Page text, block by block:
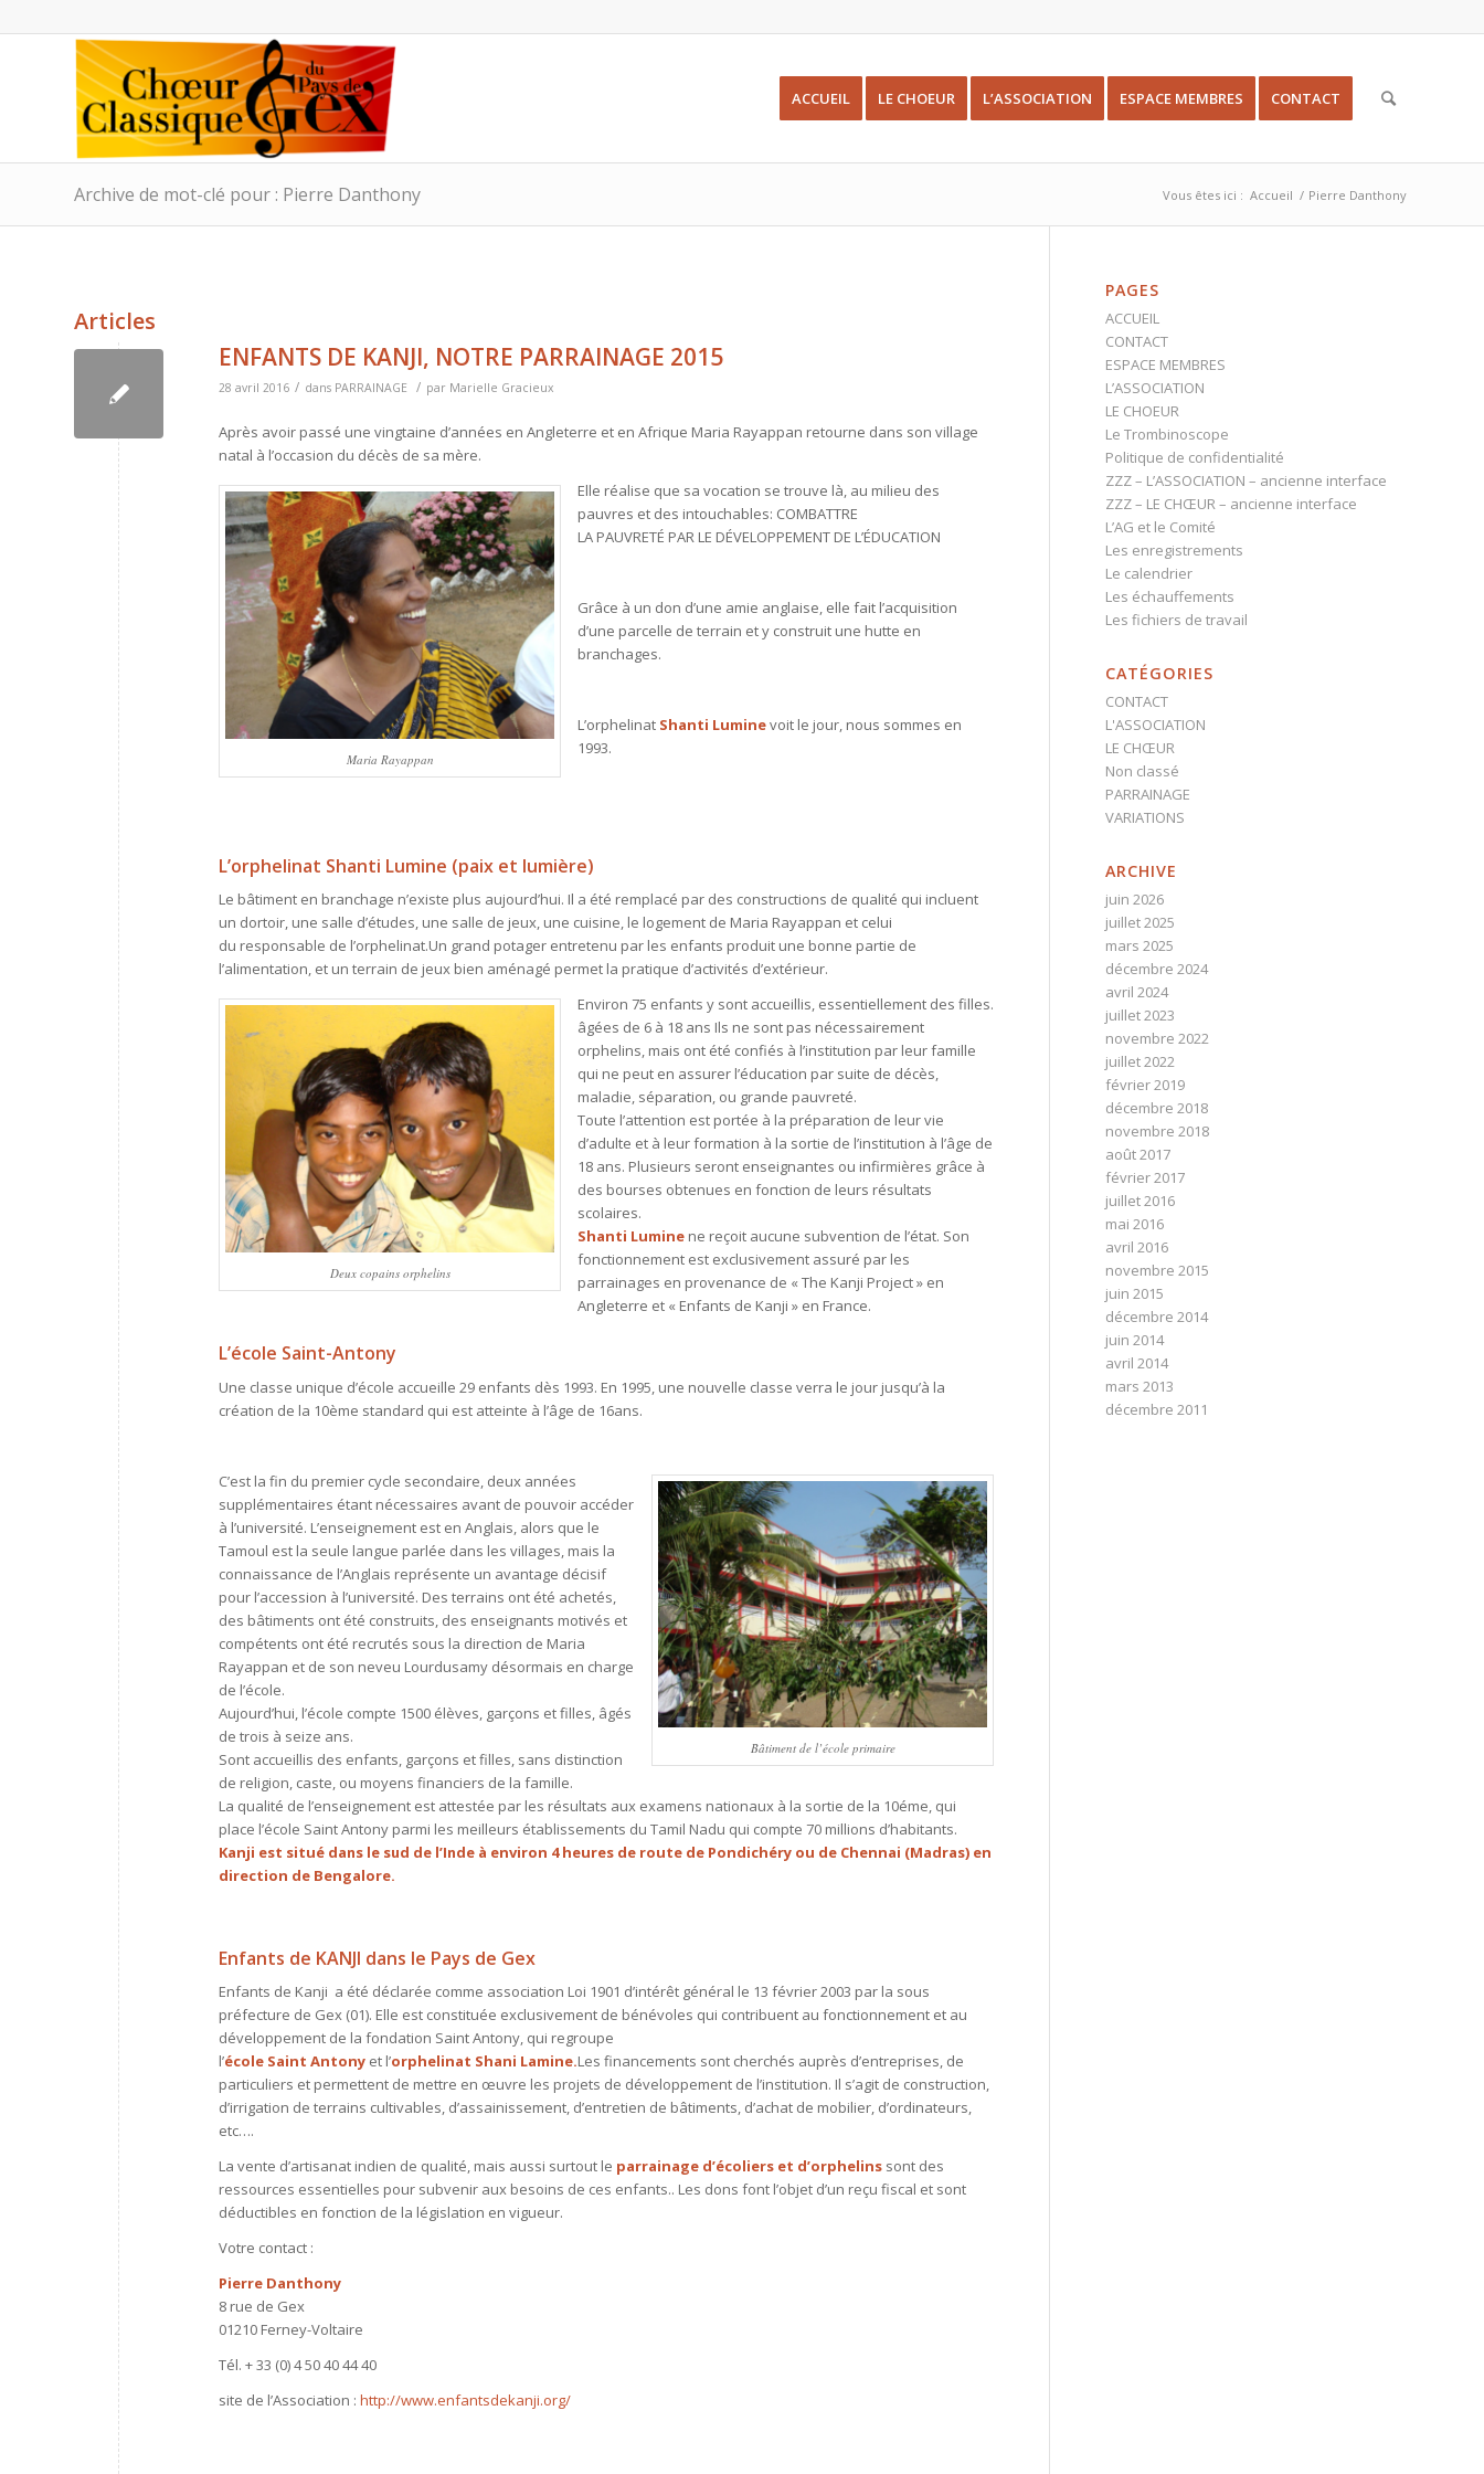
ACCUEIL LE CHOEUR L’ASSOCIATION ESPACE MEMBRES CONTACT
Archive de mot-clé pour : Pierre Danthony Vous êtes ici : Accueil / Pierre Danthony
Articles
ENFANTS DE KANJI, NOTRE PARRAINAGE 2015
28 avril 2016 / dans PARRAINAGE / par Marielle Gracieux
Après avoir passé une vingtaine d’années en Angleterre et en Afrique Maria Rayappan retourne dans son village
natal à l’occasion du décès de sa mère.
Maria Rayappan
Elle réalise que sa vocation se trouve là, au milieu des
pauvres et des intouchables: COMBATTRE
LA PAUVRETÉ PAR LE DÉVELOPPEMENT DE L’ÉDUCATION
Grâce à un don d’une amie anglaise, elle fait l’acquisition
d’une parcelle de terrain et y construit une hutte en
branchages.
L’orphelinat Shanti Luminevoit le jour, nous sommes en
1993.
L’orphelinat Shanti Lumine (paix et lumière)
Le bâtiment en branchage n’existe plus aujourd’hui. Il a été remplacé par des constructions de qualité qui incluent
un dortoir, une salle d’études, une salle de jeux, une cuisine, le logement de Maria Rayappan et celui
du responsable de l’orphelinat.Un grand potager entretenu par les enfants produit une bonne partie de
l’alimentation, et un terrain de jeux bien aménagé permet la pratique d’activités d’extérieur.
Deux copains orphelins
Environ 75 enfants y sont accueillis, essentiellement des filles.
âgées de 6 à 18 ans Ils ne sont pas nécessairement
orphelins, mais ont été confiés à l’institution par leur famille
qui ne peut en assurer l’éducation par suite de décès,
maladie, séparation, ou grande pauvreté.
Toute l’attention est portée à la préparation de leur vie
d’adulte et à leur formation à la sortie de l’institution à l’âge de
18 ans. Plusieurs seront enseignantes ou infirmières grâce à
des bourses obtenues en fonction de leurs résultats
scolaires.
Shanti Lumine ne reçoit aucune subvention de l’état. Son
fonctionnement est exclusivement assuré par les
parrainages en provenance de « The Kanji Project » en
Angleterre et « Enfants de Kanji » en France.
L’école Saint-Antony
Une classe unique d’école accueille 29 enfants dès 1993. En 1995, une nouvelle classe verra le jour jusqu’à la
création de la 10ème standard qui est atteinte à l’âge de 16ans.
Bâtiment de l’école primaire
C’est la fin du premier cycle secondaire, deux années
supplémentaires étant nécessaires avant de pouvoir accéder
à l’université. L’enseignement est en Anglais, alors que le
Tamoul est la seule langue parlée dans les villages, mais la
connaissance de l’Anglais représente un avantage décisif
pour l’accession à l’université. Des terrains ont été achetés,
des bâtiments ont été construits, des enseignants motivés et
compétents ont été recrutés sous la direction de Maria
Rayappan et de son neveu Lourdusamy désormais en charge
de l’école.
Aujourd’hui, l’école compte 1500 élèves, garçons et filles, âgés
de trois à seize ans.
Sont accueillis des enfants, garçons et filles, sans distinction
de religion, caste, ou moyens financiers de la famille.
La qualité de l’enseignement est attestée par les résultats aux examens nationaux à la sortie de la 10éme, qui
place l’école Saint Antony parmi les meilleurs établissements du Tamil Nadu qui compte 70 millions d’habitants.
Kanji est situé dans le sud de l’Inde à environ 4 heures de route de Pondichéry ou de Chennai (Madras) en
direction de Bengalore.
Enfants de KANJI dans le Pays de Gex
Enfants de Kanji a été déclarée comme association Loi 1901 d’intérêt général le 13 février 2003 par la sous
préfecture de Gex (01). Elle est constituée exclusivement de bénévoles qui contribuent au fonctionnement et au
développement de la fondation Saint Antony, qui regroupe
l’école Saint Antony et l’orphelinat Shani Lamine.Les financements sont cherchés auprès d’entreprises, de
particuliers et permettent de mettre en œuvre les projets de développement de l’institution. Il s’agit de construction,
d’irrigation de terrains cultivables, d’assainissement, d’entretien de bâtiments, d’achat de mobilier, d’ordinateurs,
etc….
La vente d’artisanat indien de qualité, mais aussi surtout le parrainage d’écoliers et d’orphelins sont des
ressources essentielles pour subvenir aux besoins de ces enfants.. Les dons font l’objet d’un reçu fiscal et sont
déductibles en fonction de la législation en vigueur.
Votre contact :
Pierre Danthony
8 rue de Gex
01210 Ferney-Voltaire
Tél. + 33 (0) 4 50 40 44 40
site de l’Association : http://www.enfantsdekanji.org/
PAGES
ACCUEIL
CONTACT
ESPACE MEMBRES
L’ASSOCIATION
LE CHOEUR
Le Trombinoscope
Politique de confidentialité
ZZZ – L’ASSOCIATION – ancienne interface
ZZZ – LE CHŒUR – ancienne interface
L’AG et le Comité
Les enregistrements
Le calendrier
Les échauffements
Les fichiers de travail
CATÉGORIES
CONTACT
L'ASSOCIATION
LE CHŒUR
Non classé
PARRAINAGE
VARIATIONS
ARCHIVE
juin 2026
juillet 2025
mars 2025
décembre 2024
avril 2024
juillet 2023
novembre 2022
juillet 2022
février 2019
décembre 2018
novembre 2018
août 2017
février 2017
juillet 2016
mai 2016
avril 2016
novembre 2015
juin 2015
décembre 2014
juin 2014
avril 2014
mars 2013
décembre 2011